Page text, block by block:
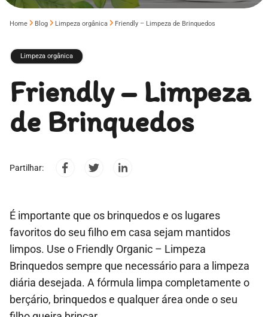
Home Blog Limpeza orgânica Friendly – Limpeza de Brinquedos
Limpeza orgânica
Friendly – Limpeza
de Brinquedos
Partilhar:
É importante que os brinquedos e os lugares
favoritos do seu filho em casa sejam mantidos
limpos. Use o Friendly Organic – Limpeza
Brinquedos sempre que necessário para a limpeza
diária desejada. A fórmula limpa completamente o
berçário, brinquedos e qualquer área onde o seu